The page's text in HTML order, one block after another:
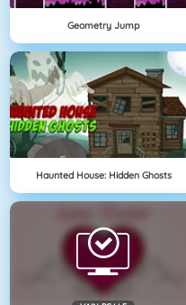
Geometry Jump
Haunted House: Hidden Ghosts